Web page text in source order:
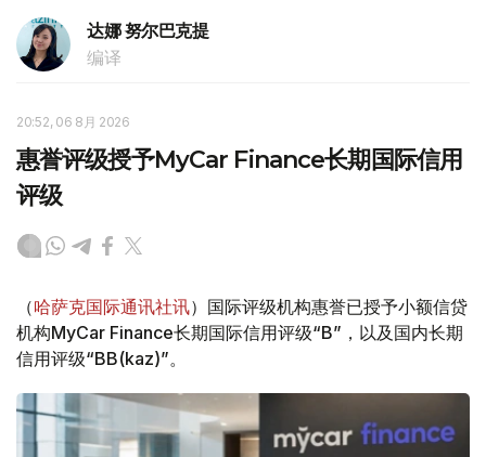
达娜 努尔巴克提
编译
20:52, 06 8月 2026
惠誉评级授予MyCar Finance长期国际信用
评级
（哈萨克国际通讯社讯）国际评级机构惠誉已授予小额信贷
机构MyCar Finance长期国际信用评级“B”，以及国内长期
信用评级“BB(kaz)”。